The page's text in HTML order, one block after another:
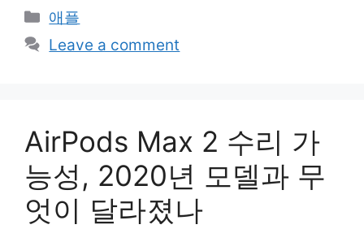
Categories
애플
Leave a comment
AirPods Max 2 수리 가
능성, 2020년 모델과 무
엇이 달라졌나